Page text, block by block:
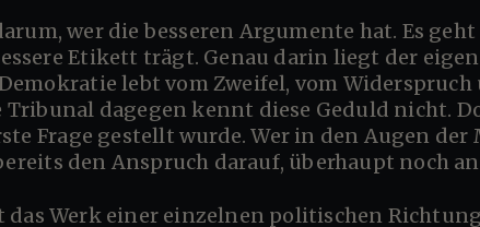
Etikett trägt. Genau darin liegt der
lebt vom Zweifel, vom
Tribunal dagegen kennt diese Geduld nicht.
Frage gestellt wurde. Wer in den Augen
den Anspruch darauf, überhaupt noch